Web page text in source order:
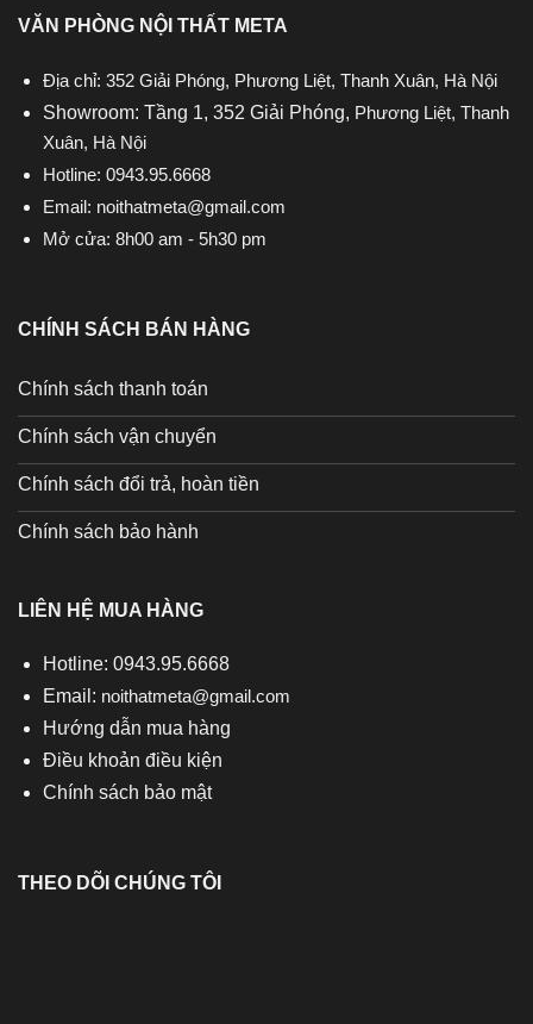
VĂN PHÒNG NỘI THẤT META
Địa chỉ: 352 Giải Phóng, Phương Liệt, Thanh Xuân, Hà Nội
Showroom: Tầng 1, 352 Giải Phóng, Phương Liệt, Thanh
Xuân, Hà Nội
Hotline: 0943.95.6668
Email: noithatmeta@gmail.com
Mở cửa: 8h00 am - 5h30 pm
CHÍNH SÁCH BÁN HÀNG
Chính sách thanh toán
Chính sách vận chuyển
Chính sách đổi trả, hoàn tiền
Chính sách bảo hành
LIÊN HỆ MUA HÀNG
Hotline: 0943.95.6668
Email: noithatmeta@gmail.com
Hướng dẫn mua hàng
Điều khoản điều kiện
Chính sách bảo mật
THEO DÕI CHÚNG TÔI